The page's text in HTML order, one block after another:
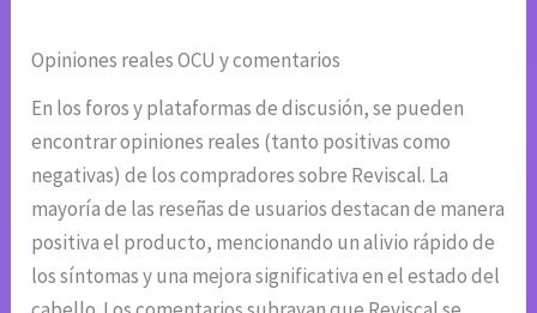
Opiniones reales OCU y comentarios
En los foros y plataformas de discusión, se pueden
encontrar opiniones reales (tanto positivas como
negativas) de los compradores sobre Reviscal. La
mayoría de las reseñas de usuarios destacan de manera
positiva el producto, mencionando un alivio rápido de
los síntomas y una mejora significativa en el estado del